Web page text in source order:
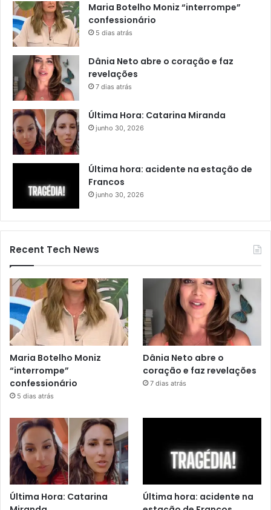
Maria Botelho Moniz “interrompe”
confessionário
5 dias atrás
Dânia Neto abre o coração e faz
revelações
7 dias atrás
Última Hora: Catarina Miranda
junho 30, 2026
Última hora: acidente na estação de
Francos
junho 30, 2026
Recent Tech News
Maria Botelho Moniz
“interrompe”
confessionário
5 dias atrás
Dânia Neto abre o
coração e faz revelações
7 dias atrás
Última Hora: Catarina
Última hora: acidente na